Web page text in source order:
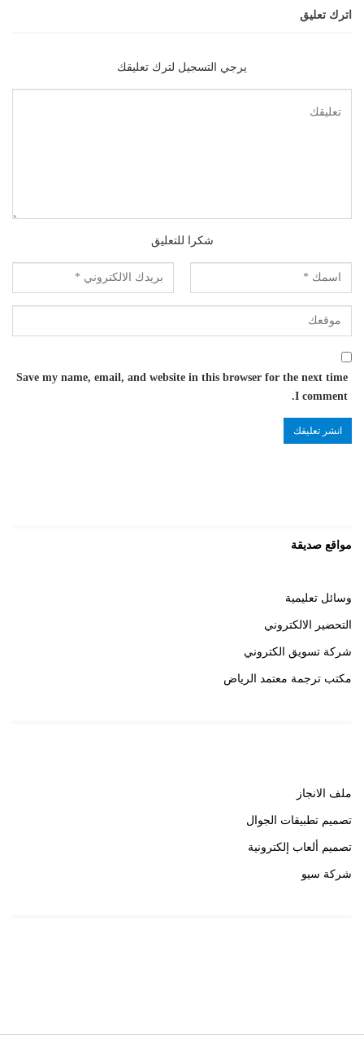
اترك تعليق
يرجي التسجيل لترك تعليقك
شكرا للتعليق
Save my name, email, and website in this browser for the next time
I comment.
مواقع صديقة
وسائل تعليمية
التحضير الالكتروني
شركة تسويق الكتروني
مكتب ترجمة معتمد الرياض
ملف الانجاز
تصميم تطبيقات الجوال
تصميم ألعاب إلكترونية
شركة سيو